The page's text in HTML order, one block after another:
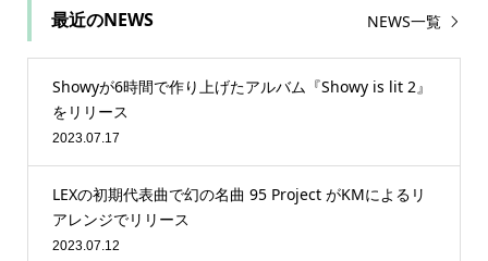
最近のNEWS NEWS一覧
Showyが6時間で作り上げたアルバム『Showy is lit 2』
をリリース
2023.07.17
LEXの初期代表曲で幻の名曲 95 Project がKMによるリ
アレンジでリリース
2023.07.12